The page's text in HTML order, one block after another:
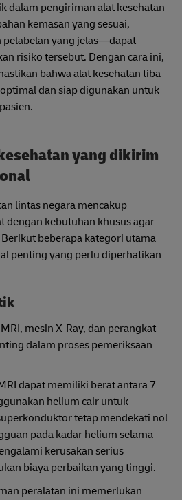
dalam pengiriman alat kesehatan
kemasan yang sesuai,
pelabelan yang jelas—dapat
risiko tersebut. Dengan cara ini,
bahwa alat kesehatan tiba
dan siap digunakan untuk
yang dikirim
lintas negara mencakup
dengan kebutuhan khusus agar
beberapa kategori utama
penting yang perlu diperhatikan
mesin X-Ray, dan perangkat
dalam proses pemeriksaan
dapat memiliki berat antara 7
helium cair untuk
tetap mendekati nol
pada kadar helium selama
kerusakan serius
biaya perbaikan yang tinggi.
peralatan ini memerlukan